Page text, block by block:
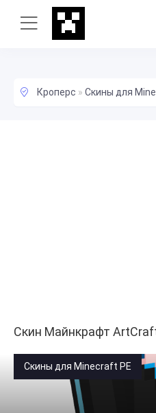
Кроперс » Скины для
Скин Майнкрафт
Скины для Minecraft PE